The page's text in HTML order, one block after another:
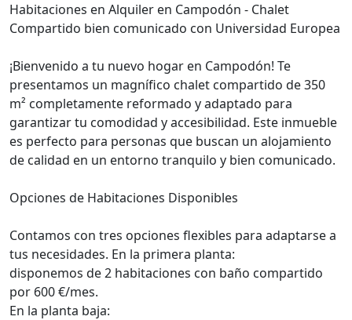
Habitaciones en Alquiler en Campodón - Chalet
Compartido bien comunicado con Universidad Europea
¡Bienvenido a tu nuevo hogar en Campodón! Te
presentamos un magnífico chalet compartido de 350
m² completamente reformado y adaptado para
garantizar tu comodidad y accesibilidad. Este inmueble
es perfecto para personas que buscan un alojamiento
de calidad en un entorno tranquilo y bien comunicado.
Opciones de Habitaciones Disponibles
Contamos con tres opciones flexibles para adaptarse a
tus necesidades. En la primera planta:
disponemos de 2 habitaciones con baño compartido
por 600 €/mes.
En la planta baja: